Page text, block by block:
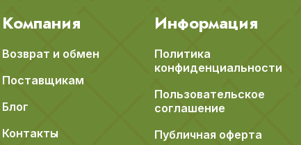
Компания
Возврат и обмен
Поставщикам
Блог
Контакты
Информация
Политика
конфиденциальности
Пользовательское
соглашение
Публичная оферта